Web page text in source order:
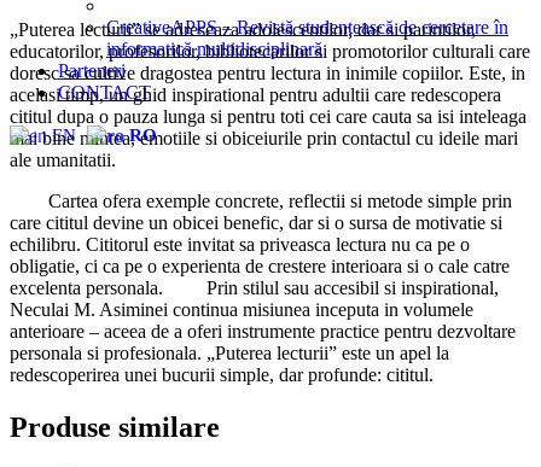
CreativeAPPS – Revistă studențească de cercetare în
informatică multidisciplinară
Parteneri
CONTACT
EN RO
„Puterea lecturii” se adreseaza adolescentilor, dar si parintilor,
educatorilor, profesorilor, bibliotecarilor si promotorilor culturali care
doresc sa cultive dragostea pentru lectura in inimile copiilor. Este, in
acelasi timp, un ghid inspirational pentru adultii care redescopera
cititul dupa o pauza lunga si pentru toti cei care cauta sa isi inteleaga
mai bine mintea, emotiile si obiceiurile prin contactul cu ideile mari
ale umanitatii.
Cartea ofera exemple concrete, reflectii si metode simple prin
care cititul devine un obicei benefic, dar si o sursa de motivatie si
echilibru. Cititorul este invitat sa priveasca lectura nu ca pe o
obligatie, ci ca pe o experienta de crestere interioara si o cale catre
excelenta personala. Prin stilul sau accesibil si inspirational,
Neculai M. Asiminei continua misiunea inceputa in volumele
anterioare – aceea de a oferi instrumente practice pentru dezvoltare
personala si profesionala. „Puterea lecturii” este un apel la
redescoperirea unei bucurii simple, dar profunde: cititul.
Produse similare